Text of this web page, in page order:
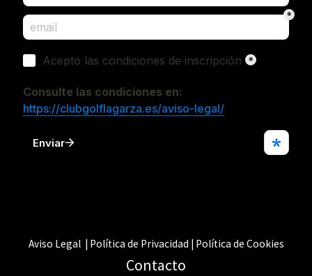
Aviso Legal | Política de Privacidad | Política de Cookies
Contacto